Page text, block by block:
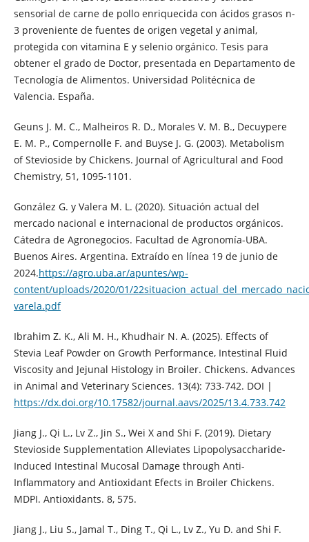
sensorial de carne de pollo enriquecida con ácidos grasos n-
3 proveniente de fuentes de origen vegetal y animal,
protegida con vitamina E y selenio orgánico. Tesis para
obtener el grado de Doctor, presentada en Departamento de
Tecnología de Alimentos. Universidad Politécnica de
Valencia. España.
Geuns J. M. C., Malheiros R. D., Morales V. M. B., Decuypere
E. M. P., Compernolle F. and Buyse J. G. (2003). Metabolism
of Stevioside by Chickens. Journal of Agricultural and Food
Chemistry, 51, 1095-1101.
González G. y Valera M. L. (2020). Situación actual del
mercado nacional e internacional de productos orgánicos.
Cátedra de Agronegocios. Facultad de Agronomía-UBA.
Buenos Aires. Argentina. Extraído en línea 19 de junio de
2024.https://agro.uba.ar/apuntes/wp-
content/uploads/2020/01/
varela.pdf
Ibrahim Z. K., Ali M. H., Khudhair N. A. (2025). Effects of
Stevia Leaf Powder on Growth Performance, Intestinal Fluid
Viscosity and Jejunal Histology in Broiler. Chickens. Advances
in Animal and Veterinary Sciences. 13(4): 733-742. DOI |
https://dx.doi.org/10.17582/journal.aavs/2025/13.4.733.742
Jiang J., Qi L., Lv Z., Jin S., Wei X and Shi F. (2019). Dietary
Stevioside Supplementation Alleviates Lipopolysaccharide-
Induced Intestinal Mucosal Damage through Anti-
Inflammatory and Antioxidant Efects in Broiler Chickens.
MDPI. Antioxidants. 8, 575.
Jiang J., Liu S., Jamal T., Ding T., Qi L., Lv Z., Yu D. and Shi F.